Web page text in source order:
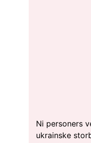
Ni personers
ukrainske